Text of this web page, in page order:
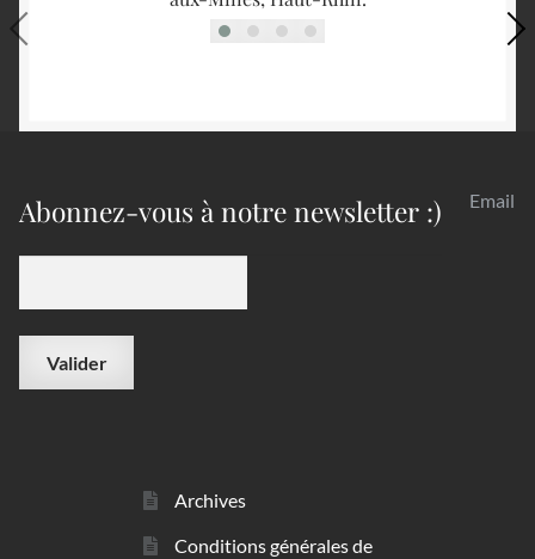
Abonnez-vous à notre newsletter :) Email
Archives
Conditions générales de